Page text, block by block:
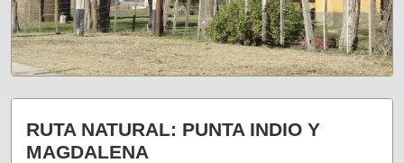
LA COMBINACIÓN IDEAL
RUTA NATURAL: PUNTA INDIO Y
MAGDALENA